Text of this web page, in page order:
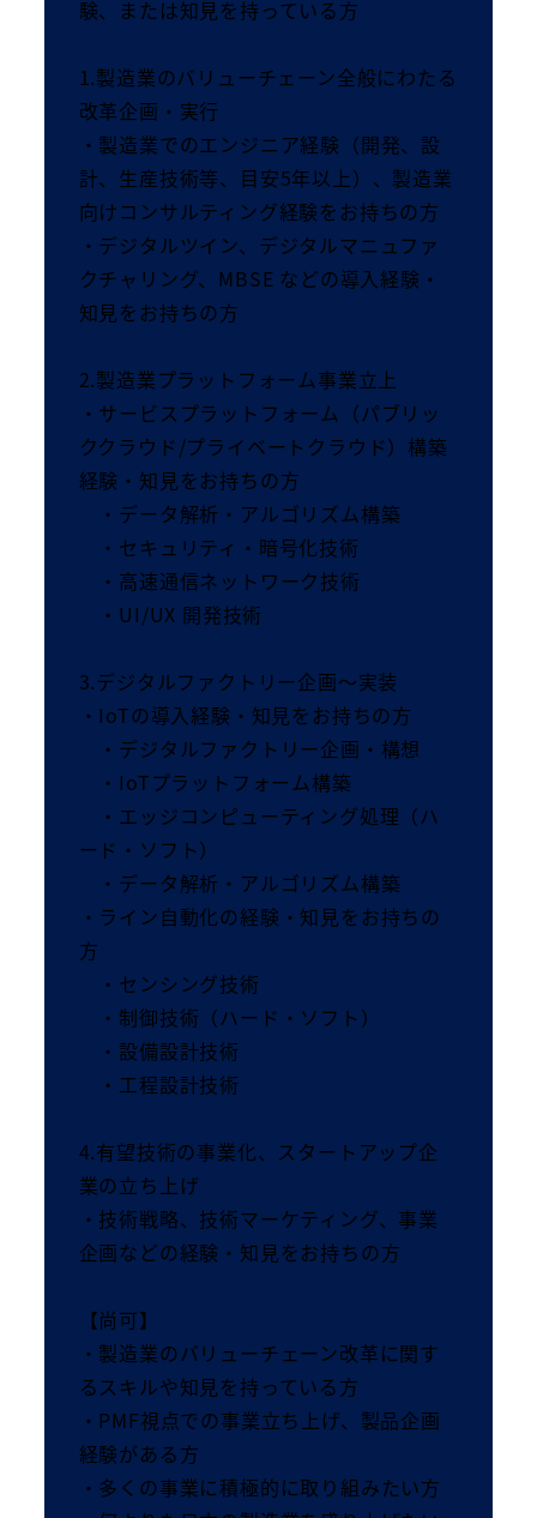
験、または知見を持っている方
1.製造業のバリューチェーン全般にわたる
改革企画・実行
・製造業でのエンジニア経験（開発、設
計、生産技術等、目安5年以上）、製造業
向けコンサルティング経験をお持ちの方
・デジタルツイン、デジタルマニュファ
クチャリング、MBSE などの導入経験・
知見をお持ちの方
2.製造業プラットフォーム事業立上
・サービスプラットフォーム（パブリッ
ククラウド/プライベートクラウド）構築
経験・知見をお持ちの方
・データ解析・アルゴリズム構築
・セキュリティ・暗号化技術
・高速通信ネットワーク技術
・UI/UX 開発技術
3.デジタルファクトリー企画～実装
・IoTの導入経験・知見をお持ちの方
・デジタルファクトリー企画・構想
・IoTプラットフォーム構築
・エッジコンピューティング処理（ハ
ード・ソフト）
・データ解析・アルゴリズム構築
・ライン自動化の経験・知見をお持ちの
方
・センシング技術
・制御技術（ハード・ソフト）
・設備設計技術
・工程設計技術
4.有望技術の事業化、スタートアップ企
業の立ち上げ
・技術戦略、技術マーケティング、事業
企画などの経験・知見をお持ちの方
【尚可】
・製造業のバリューチェーン改革に関す
るスキルや知見を持っている方
・PMF視点での事業立ち上げ、製品企画
経験がある方
・多くの事業に積極的に取り組みたい方